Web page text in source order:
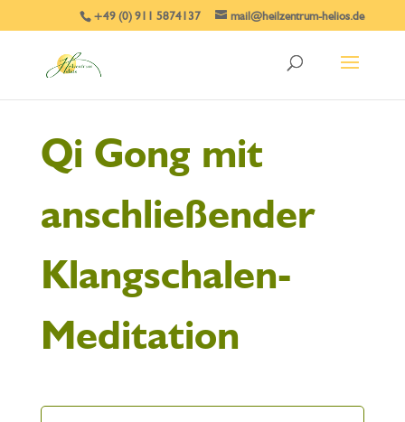
+49 (0) 911 5874137 mail@heilzentrum-helios.de
Qi Gong mit
anschließender
Klangschalen-
Meditation